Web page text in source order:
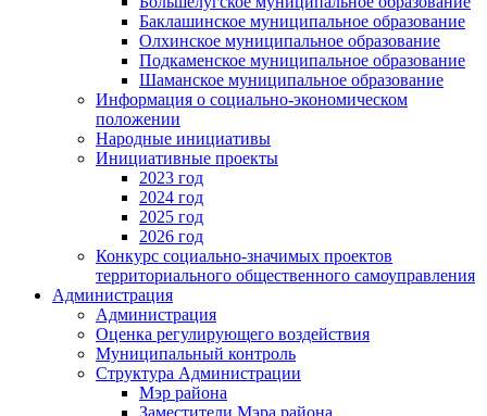
Баклашинское муниципальное образование
Олхинское муниципальное образование
Подкаменское муниципальное образование
Шаманское муниципальное образование
Информация о социально-экономическом
положении
Народные инициативы
Инициативные проекты
2023 год
2024 год
2025 год
2026 год
Конкурс социально-значимых проектов
территориального общественного самоуправления
Администрация
Администрация
Оценка регулирующего воздействия
Муниципальный контроль
Структура Администрации
Мэр района
Заместители Мэра района